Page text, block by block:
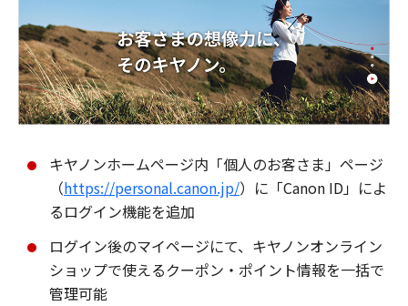
キヤノンホームページ内「個人のお客さま」ページ
（https://personal.canon.jp/）に「Canon ID」によ
るログイン機能を追加
ログイン後のマイページにて、キヤノンオンライン
ショップで使えるクーポン・ポイント情報を一括で
管理可能